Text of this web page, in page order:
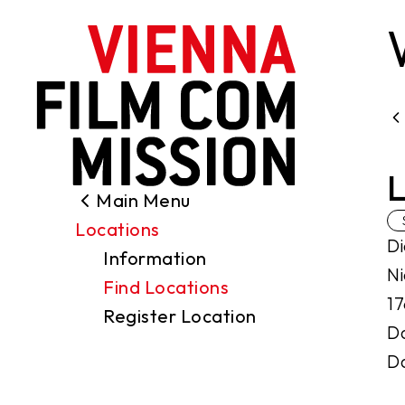
Search
Filming Permits
Locations
Main Menu
Locations
Information
Find Locations
Register Location
Industry
Funding